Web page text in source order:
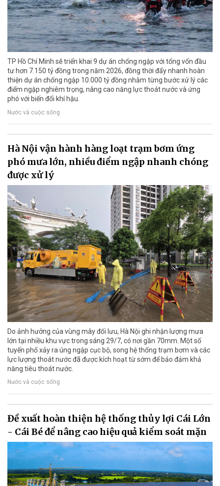
TP Hồ Chí Minh sẽ triển khai 9 dự án chống ngập với tổng vốn đầu
tư hơn 7.150 tỷ đồng trong năm 2026, đồng thời đẩy nhanh hoàn
thiện dự án chống ngập 10.000 tỷ đồng nhằm từng bước xử lý các
điểm ngập nghiêm trọng, nâng cao năng lực thoát nước và ứng
phó với biến đổi khí hậu.
Nước và cuộc sống
Hà Nội vận hành hàng loạt trạm bơm ứng
phó mưa lớn, nhiều điểm ngập nhanh chóng
được xử lý
Do ảnh hưởng của vùng mây đối lưu, Hà Nội ghi nhận lượng mưa
lớn tại nhiều khu vực trong sáng 29/7, có nơi gần 70mm. Một số
tuyến phố xảy ra úng ngập cục bộ, song hệ thống trạm bơm và các
lực lượng thoát nước đã được kích hoạt từ sớm để bảo đảm khả
năng tiêu thoát nước.
Nước và cuộc sống
Đề xuất hoàn thiện hệ thống thủy lợi Cái Lớn
- Cái Bé để nâng cao hiệu quả kiểm soát mặn